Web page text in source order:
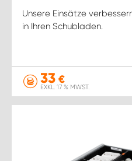
Unsere Einsätze
in Ihren Schubladen.
33 €
EXKL. 17 % MWST.